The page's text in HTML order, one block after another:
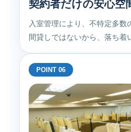
契約者だけの安心空
入室管理により、不特定多数
間貸しではないから、落ち着
POINT 06